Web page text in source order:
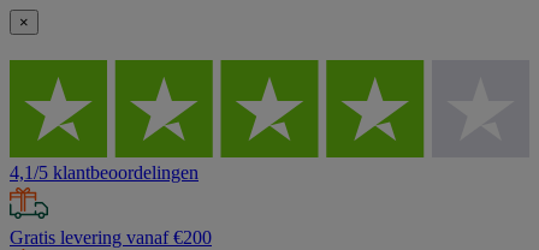
×
4,1/5 klantbeoordelingen
Gratis levering vanaf €200